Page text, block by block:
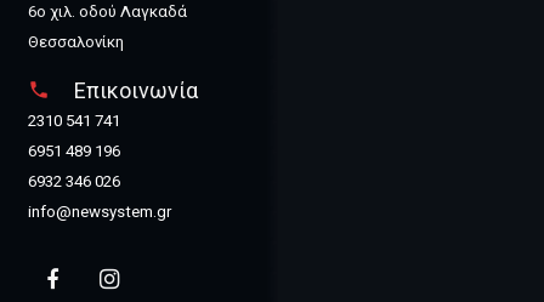
6ο χιλ. οδού Λαγκαδά
Θεσσαλονίκη
phone Επικοινωνία
2310 541 741
6951 489 196
6932 346 026
info@newsystem.gr